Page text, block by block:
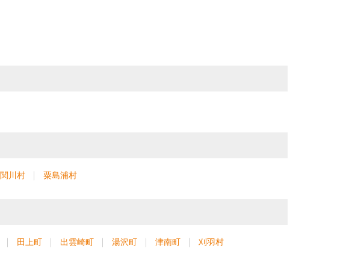
関川村 粟島浦村
田上町 出雲崎町 湯沢町 津南町 刈羽村